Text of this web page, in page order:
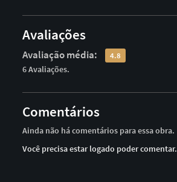
Avaliações
Avaliação média: 4.8
6 Avaliações.
Comentários
Ainda não há comentários para essa obra.
Você precisa estar logado poder comentar.